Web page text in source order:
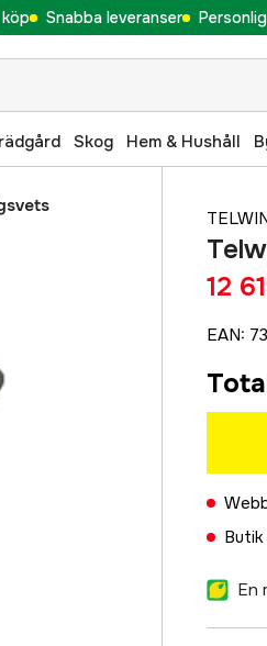
Snabba leveranser
Skog Hem & Hushåll
12
EAN:
En